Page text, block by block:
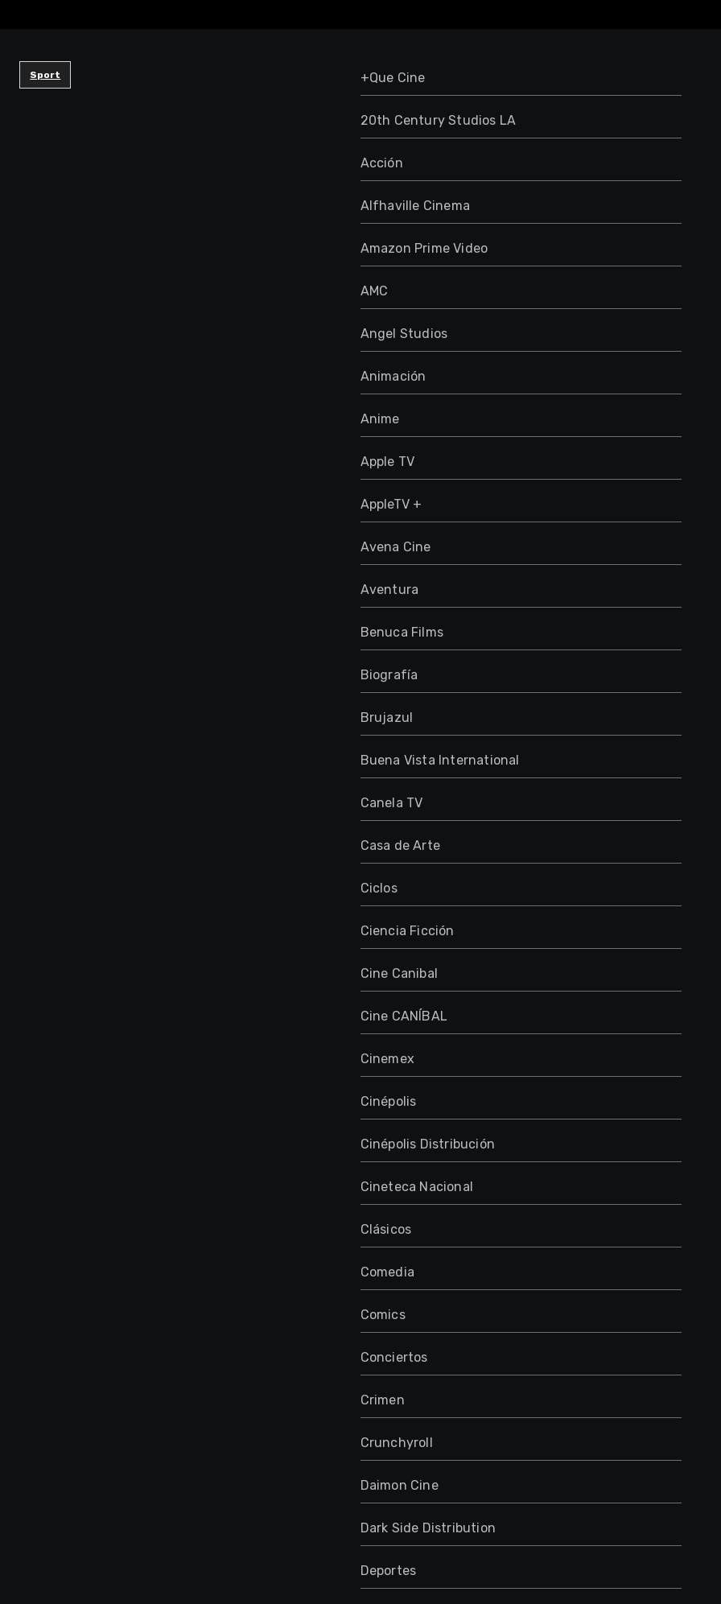
Sport +Que Cine
20th Century Studios LA
Acción
Alfhaville Cinema
Amazon Prime Video
AMC
Angel Studios
Animación
Anime
Apple TV
AppleTV +
Avena Cine
Aventura
Benuca Films
Biografía
Brujazul
Buena Vista International
Canela TV
Casa de Arte
Ciclos
Ciencia Ficción
Cine Canibal
Cine CANÍBAL
Cinemex
Cinépolis
Cinépolis Distribución
Cineteca Nacional
Clásicos
Comedia
Comics
Conciertos
Crimen
Crunchyroll
Daimon Cine
Dark Side Distribution
Deportes